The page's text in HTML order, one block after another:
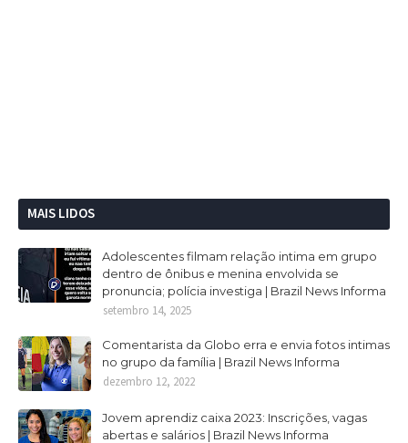
MAIS LIDOS
Adolescentes filmam relação intima em grupo
dentro de ônibus e menina envolvida se
pronuncia; polícia investiga | Brazil News Informa
setembro 14, 2025
Comentarista da Globo erra e envia fotos intimas
no grupo da família | Brazil News Informa
dezembro 12, 2022
Jovem aprendiz caixa 2023: Inscrições, vagas
abertas e salários | Brazil News Informa